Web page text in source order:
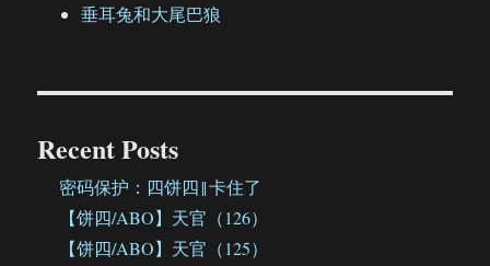
垂耳兔和大尾巴狼
Recent Posts
密码保护：四饼四‖卡住了
【饼四/ABO】天官（126）
【饼四/ABO】天官（125）